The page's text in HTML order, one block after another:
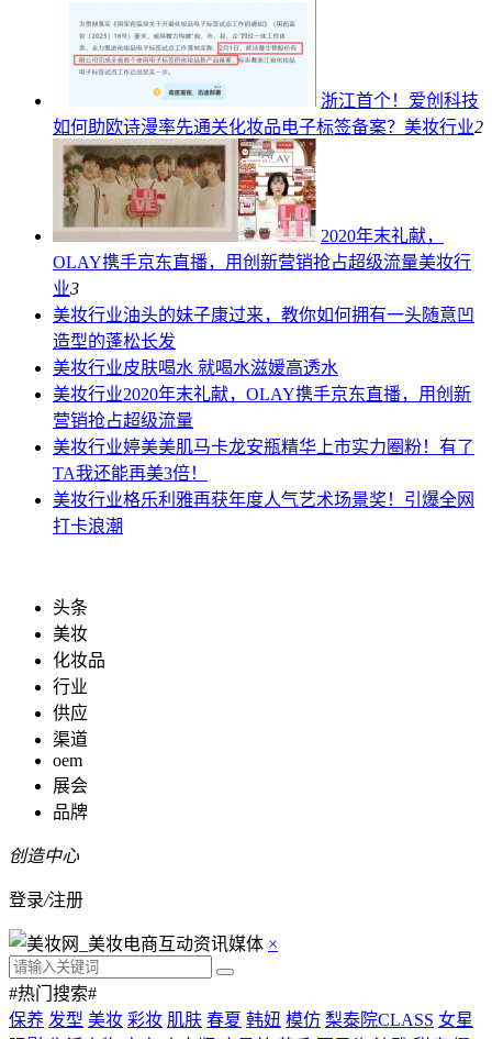
浙江首个！爱创科技
如何助欧诗漫率先通关化妆品电子标签备案？ 美妆行业2
2020年末礼献，
OLAY携手京东直播，用创新营销抢占超级流量美妆行
业3
美妆行业油头的妹子康过来，教你如何拥有一头随意凹
造型的蓬松长发
美妆行业皮肤喝水 就喝水滋媛高透水
美妆行业2020年末礼献，OLAY携手京东直播，用创新
营销抢占超级流量
美妆行业婷美美肌马卡龙安瓶精华上市实力圈粉！有了
TA我还能再美3倍！
美妆行业格乐利雅再获年度人气艺术场景奖！引爆全网
打卡浪潮
头条
美妆
化妆品
行业
供应
渠道
oem
展会
品牌
创造中心
登录/注册
×
#热门搜索#
保养 发型 美妆 彩妆 肌肤 春夏 韩妞 模仿 梨泰院CLASS 女星